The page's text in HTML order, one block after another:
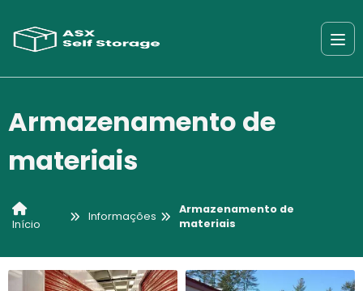
Armazenamento de
materiais
Início
Informações
Armazenamento de
materiais